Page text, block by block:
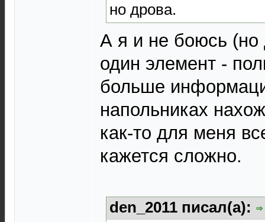
но дрова.
А я и не боюсь (но
один элемент -
больше
напольниках
как-то для меня
кажется сложно.
den_2011 писал(а):